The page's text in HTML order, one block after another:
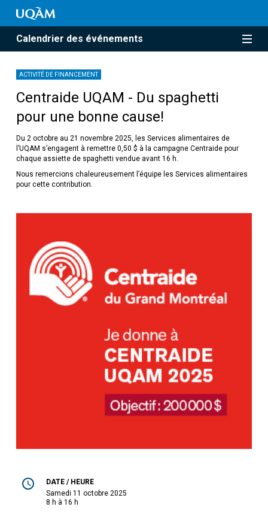
Calendrier des événements
ACTIVITÉ DE FINANCEMENT
Centraide UQAM - Du spaghetti
pour une bonne cause!
Du 2 octobre au 21 novembre 2025, les Services alimentaires de
l’UQAM s’engagent à remettre 0,50 $ à la campagne Centraide pour
chaque assiette de spaghetti vendue avant 16 h.
Nous remercions chaleureusement l’équipe les Services alimentaires
pour cette contribution.
DATE / HEURE
samedi 11 octobre 2025
8 h à 16 h